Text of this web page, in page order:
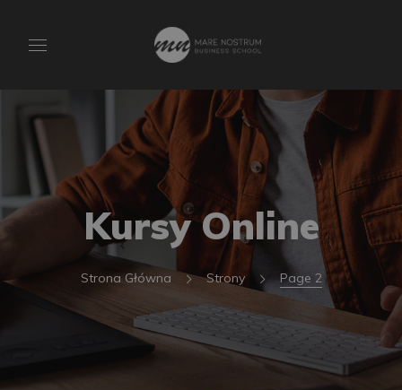
Kursy Online
Strona Główna Strony Page 2